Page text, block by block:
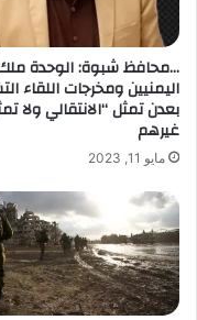
ك
ر
و
ن
ي
…محافظ شبوة: الوحدة
اليمنيين ومخرجات اللقاء
بعدن تمثل “الانتقالي ولا
غيرهم
مايو 11, 2023